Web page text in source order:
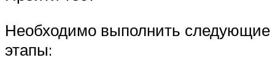
Необходимо выполнить следующие
этапы: